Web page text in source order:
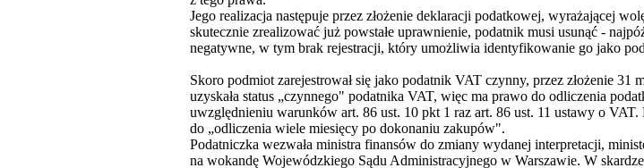
Jego realizacja następuje przez złożenie deklaracji podatkowej, wyrażającej
skutecznie zrealizować już powstałe uprawnienie, podatnik musi usunąć -
negatywne, w tym brak rejestracji, który umożliwia identyfikowanie go jako
Skoro podmiot zarejestrował się jako podatnik VAT czynny, przez złożenie 31
uzyskała status „czynnego" podatnika VAT, więc ma prawo do odliczenia
uwzględnieniu warunków art. 86 ust. 10 pkt 1 raz art. 86 ust. 11 ustawy o
do „odliczenia wiele miesięcy po dokonaniu zakupów".
Podatniczka wezwała ministra finansów do zmiany wydanej interpretacji,
na wokandę Wojewódzkiego Sądu Administracyjnego w Warszawie. W